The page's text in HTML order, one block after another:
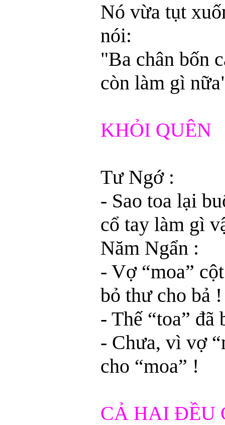
Nó vừa tụt
nói:
"Ba chân bốn
còn làm gì
KHỎI QUÊN
Tư Ngớ :
- Sao toa lại
cổ tay làm gì
Năm Ngẩn :
- Vợ “moa”
bỏ thư cho bả !
- Thế “toa” đã
- Chưa, vì vợ
cho “moa” !
CẢ HAI ĐỀU